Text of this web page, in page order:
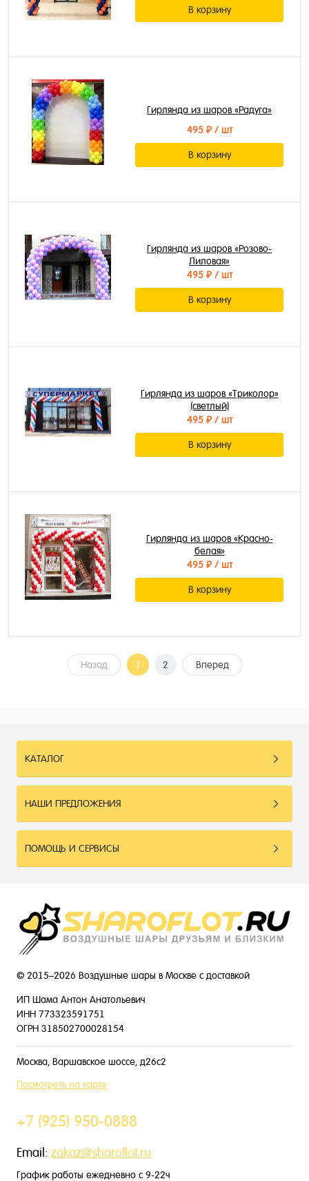
В корзину
Гирлянда из шаров «Радуга»
495 ₽/ шт
В корзину
Гирлянда из шаров «Розово-
Лиловая»
495 ₽/ шт
В корзину
Гирлянда из шаров «Триколор»
(светлый)
495 ₽/ шт
В корзину
Гирлянда из шаров «Красно-
белая»
495 ₽/ шт
В корзину
Назад 1 2 Вперед
КАТАЛОГ
НАШИ ПРЕДЛОЖЕНИЯ
ПОМОЩЬ И СЕРВИСЫ
© 2015–2026 Воздушные шары в Москве с доставкой
ИП Шама Антон Анатольевич
ИНН 773323591751
ОГРН 318502700028154
Москва, Варшавское шоссе, д26с2
Посмотреть на карте
+7 (925) 950-0888
Email: zakaz@sharoflot.ru
График работы ежедневно с 9-22ч